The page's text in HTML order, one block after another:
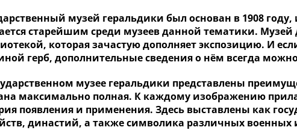
музей геральдики был основан в 1908
старейшим среди музеев данной тематики.
которая зачастую дополняет экспозицию. И
герб, дополнительные сведения о нём всегда
музее геральдики представлены
максимально полная. К каждому изображению
появления и применения. Здесь выставлены как
династий, а также символика различных военных